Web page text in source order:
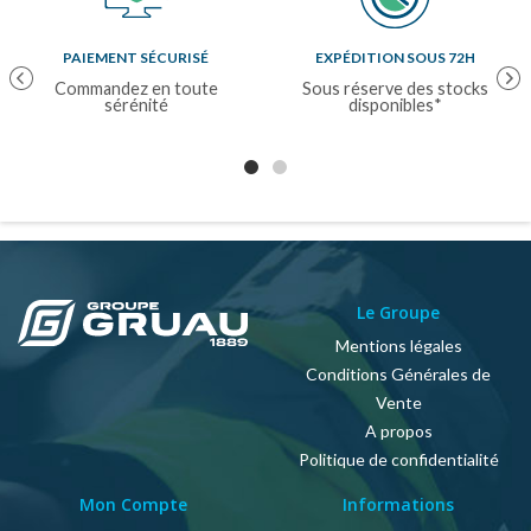
PreviousPAIEMENT SÉCURISÉ
Commandez en toute
sérénité
EXPÉDITION SOUS 72H
Sous réserve des stocks
disponibles*
Le Groupe
Mentions légales
Conditions Générales de
Vente
A propos
Politique de confidentialité
Mon Compte Informations